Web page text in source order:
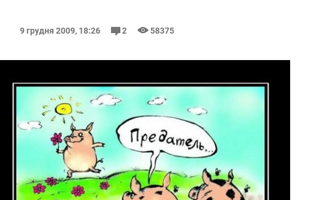
9 грудня 2009, 18:26 2 58375